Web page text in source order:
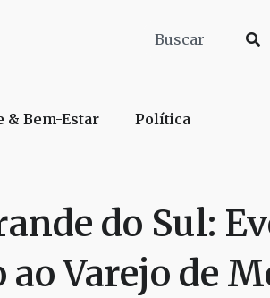
& Bem-Estar Política
do Sul:
Varejo de